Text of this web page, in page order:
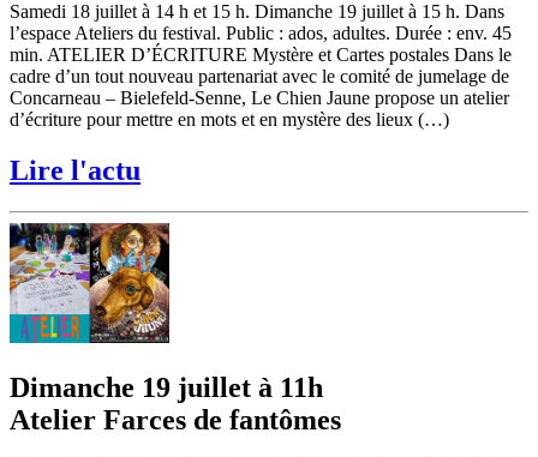
Samedi 18 juillet à 14 h et 15 h. Dimanche 19 juillet à 15 h. Dans
l’espace Ateliers du festival. Public : ados, adultes. Durée : env. 45
min. ATELIER D’ÉCRITURE Mystère et Cartes postales Dans le
cadre d’un tout nouveau partenariat avec le comité de jumelage de
Concarneau – Bielefeld-Senne, Le Chien Jaune propose un atelier
d’écriture pour mettre en mots et en mystère des lieux (…)
Lire l'actu
Dimanche 19 juillet à 11h
Atelier Farces de fantômes